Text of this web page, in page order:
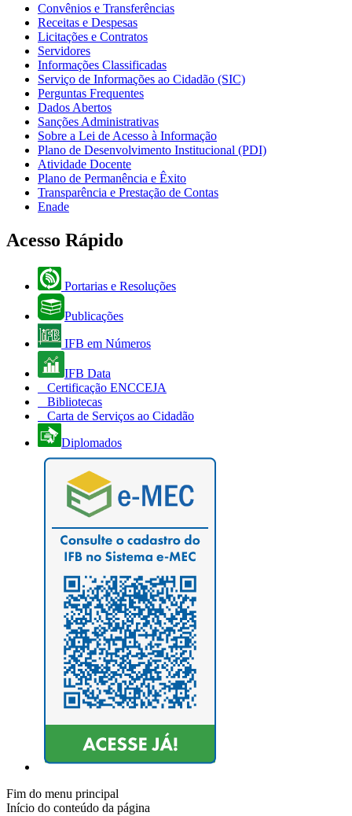
Convênios e Transferências
Receitas e Despesas
Licitações e Contratos
Servidores
Informações Classificadas
Serviço de Informações ao Cidadão (SIC)
Perguntas Frequentes
Dados Abertos
Sanções Administrativas
Sobre a Lei de Acesso à Informação
Plano de Desenvolvimento Institucional (PDI)
Atividade Docente
Plano de Permanência e Êxito
Transparência e Prestação de Contas
Enade
Acesso Rápido
Portarias e Resoluções
Publicações
IFB em Números
IFB Data
Certificação ENCCEJA
Bibliotecas
Carta de Serviços ao Cidadão
Diplomados
Fim do menu principal
Início do conteúdo da página